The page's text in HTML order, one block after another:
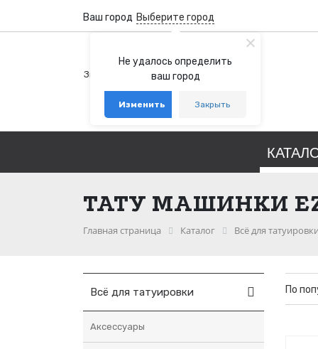
Не удалось определить
ваш город
Изменить Закрыть
Ваш город Выберите город
+7 (800) 100-76-77
Звонок бесплатный по России
+7 (931) 978-88-88
telegram whatsapp
ТАТУ МАШИНКИ EZ
Главная страница Каталог Всё для
Всё для татуировки
Аксессуары
По